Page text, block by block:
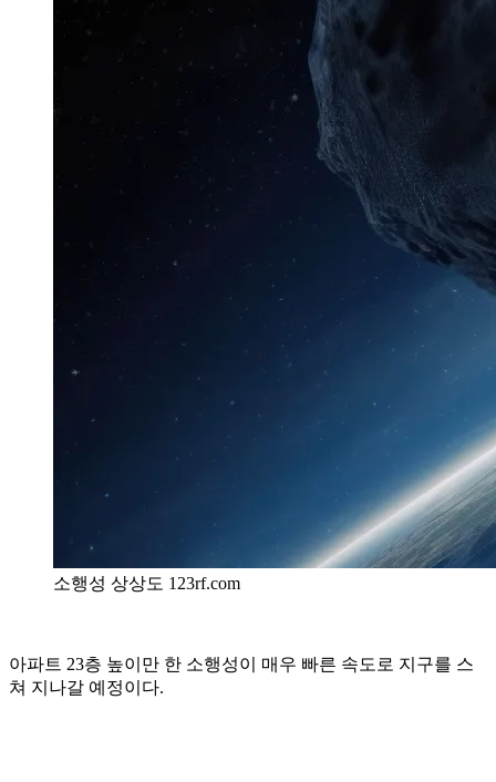
소행성 상상도 123rf.com
아파트 23층 높이만 한 소행성이 매우 빠른 속도로 지구를 스
쳐 지나갈 예정이다.